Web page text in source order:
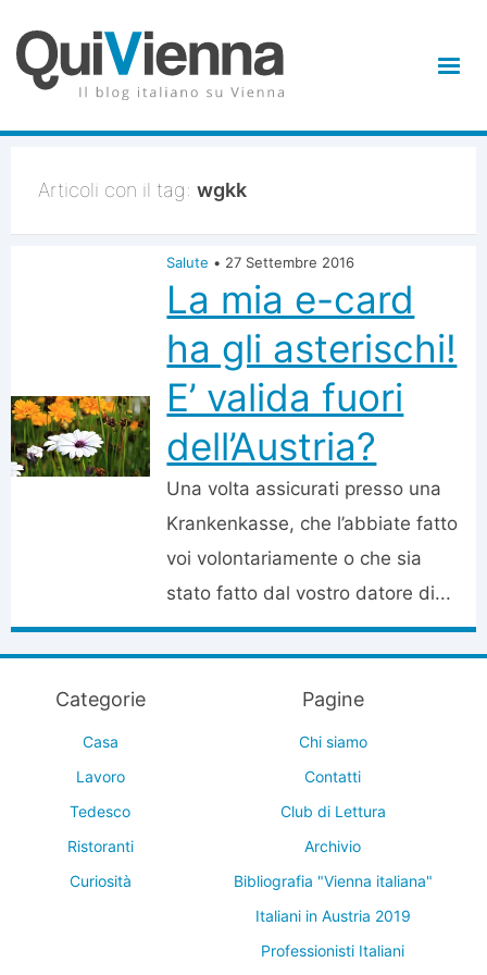
Articoli con il tag: wgkk
Salute • 27 Settembre 2016
La mia e-card
ha gli asterischi!
E’ valida fuori
dell’Austria?
Una volta assicurati presso una
Krankenkasse, che l’abbiate fatto
voi volontariamente o che sia
stato fatto dal vostro datore di...
Categorie
Casa
Lavoro
Tedesco
Ristoranti
Curiosità
Pagine
Chi siamo
Contatti
Club di Lettura
Archivio
Bibliografia "Vienna italiana"
Italiani in Austria 2019
Professionisti Italiani